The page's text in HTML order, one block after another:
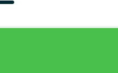
Online